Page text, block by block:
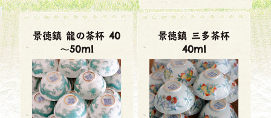
景徳鎮 龍の茶杯 40
～50ml
景徳鎮 三多茶杯
40ml